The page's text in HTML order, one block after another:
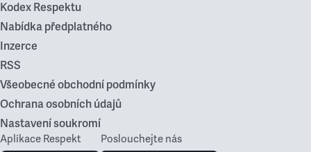
Kodex Respektu
Nabídka předplatného
Inzerce
RSS
Všeobecné obchodní podmínky
Ochrana osobních údajů
Nastavení soukromí
Aplikace Respekt Poslouchejte nás